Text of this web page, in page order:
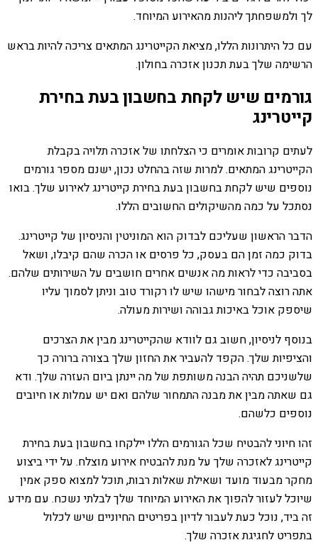
לך ולמשפחתך ליהנות מהאירוע המיוחד.
עם כל היתרונות הללו, מציאת הקייטרינג המתאים צריכה להיות בראש
הרשימה שלך בעת תכנון אזכרה בחולון.
גורמים שיש לקחת בחשבון בעת בחירת
קייטרינג
לעתים קרובות אומרים כי הצלחתו של אזכרה תלויה בקבלת
הקייטרינג המתאים. למרות שזה בהחלט נכון, ישנם מספר גורמים
נוספים שיש לקחת בחשבון בעת בחירת קייטרינג לאירוע שלך. בואו
נסתכל על כמה מהשיקולים החשובים הללו.
הדבר הראשון שעליכם לבדוק הוא המוניטין והניסיון של קייטרינג.
בדוק כמה זמן הם בעסק, כל פרסים או הכרה שהם קיבלו, ושאל
בסביבה כדי לראות מה אנשים אחרים חושבים על השירותים שלהם.
אתה רוצה לבחור מישהו שיש לו רקורד טוב וניתן לסמוך עליו
שיספק אוכל באיכות גבוהה ושירות מעולה.
בנוסף לניסיון, חשוב גם לוודא שהקייטרינג מבין את הצרכים
והציפיות שלך. הקפד להעביר את החזון שלך בצורה ברורה כך
שלשניכם תהיה הבנה משותפת של מה יינתן ביום העזרה שלך. ודא
גם שאתה מבין את מבנה התמחור שלהם ואם יש עמלות או חיובים
נוספים כלשהם.
זהו חיוני להבטיח שכל הגורמים הללו יילקחו בחשבון בעת בחירת
קייטרינג לאזכרה שלך על מנת להבטיח אירוע מוצלח. על ידי ביצוע
מחקר מבעוד מועד ושאילת שאלות רבות, תוכל למצוא ספק אמין
שיוכל לעזור להפוך את האירוע המיוחד שלך לבלתי נשכח. עם מידע
זה ביד, נוכל כעת לעבור לדיון בפריטים החיוניים שיש לכלול
בתפריט לחגיגת אזכרה שלך.